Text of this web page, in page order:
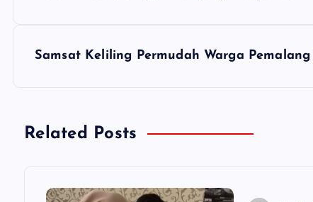
g
Samsat Keliling Permudah Warga
Related Posts